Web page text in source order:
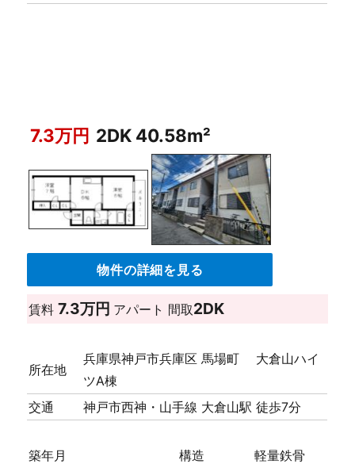
7.3万円 2DK 40.58m²
物件の詳細を見る
賃料 7.3万円 アパート 間取2DK
所在地
兵庫県神戸市兵庫区 馬場町 大倉山ハイ
ツA棟
交通
神戸市西神・山手線 大倉山駅 徒歩7分
築年月 構造
軽量鉄骨